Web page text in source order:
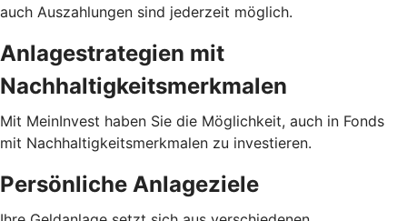
auch Auszahlungen sind jederzeit möglich.
Anlagestrategien mit
Nachhaltigkeitsmerkmalen
Mit MeinInvest haben Sie die Möglichkeit, auch in Fonds
mit Nachhaltigkeitsmerkmalen zu investieren.
Persönliche Anlageziele